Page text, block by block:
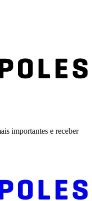
importantes e receber